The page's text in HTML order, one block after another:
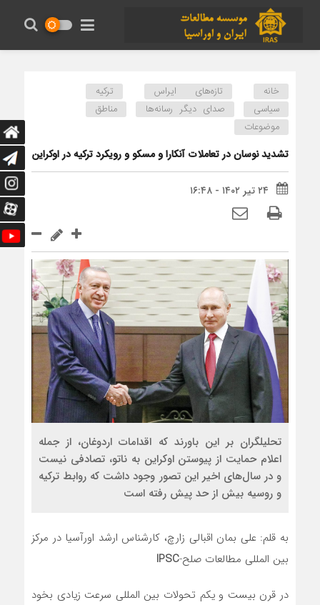
خانه تازه‌های ایراس
ترکیه
سیاسی
صدای دیگر رسانه‌ها
مناطق
موضوعات
تشدید نوسان در تعاملات آنکارا و مسکو و رویکرد ترکیه در اوکراین
۲۴ تیر ۱۴۰۲ - ۱۶:۴۸
تحلیلگران بر این باورند که اقدامات اردوغان، از جمله
اعلام حمایت از پیوستن اوکراین به ناتو، تصادفی نیست
و در سال‌های اخیر این تصور وجود داشت که روابط ترکیه
و روسیه بیش از حد پیش رفته است
به قلم: علی بمان اقبالی زارچ، کارشناس ارشد اورآسیا در مرکز
بین المللی مطالعات صلح-IPSC
در قرن بیست و یکم تحولات بین المللی سرعت زیادی بخود